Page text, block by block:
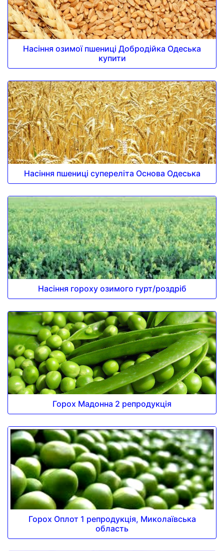
Насіння озимої пшениці Добродійка Одеська
купити
Насіння пшениці супереліта Основа Одеська
Насіння гороху озимого гурт/роздріб
Горох Мадонна 2 репродукція
Горох Оплот 1 репродукція, Миколаївська
область